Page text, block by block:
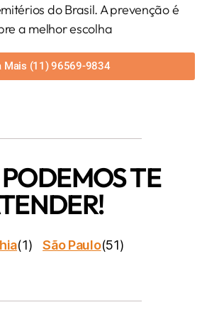
do Brasil. A prevenção é
a melhor escolha
Mais (11) 96569-9834
TE
(1) São Paulo(51)